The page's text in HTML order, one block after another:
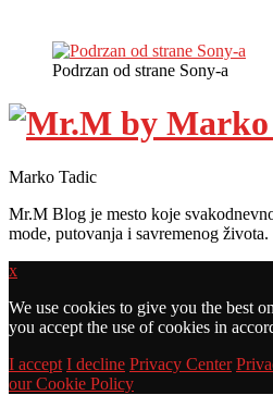
Podrzan od strane Sony-a
Marko Tadic
Mr.M Blog je mesto koje
mode, putovanja i savremenog života.
x
We use cookies to give you the best
you accept the use of cookies in
I accept I decline Privacy Center
our Cookie Policy